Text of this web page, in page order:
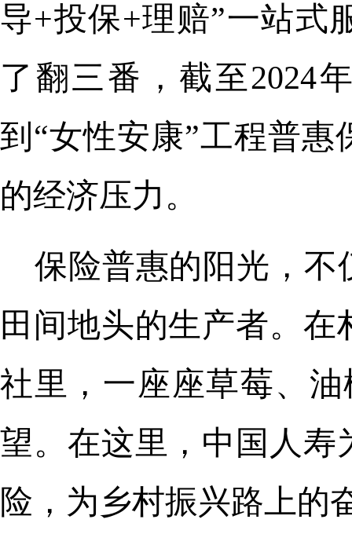
导+投保+理赔”一站式
了翻三番，截至2024
到“女性安康”工程普
的经济压力。
保险普惠的阳光，不
田间地头的生产者。
社里，一座座草莓、
望。在这里，中国人寿
险，为乡村振兴路上的